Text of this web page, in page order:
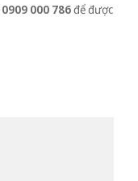
0909 000 786để được